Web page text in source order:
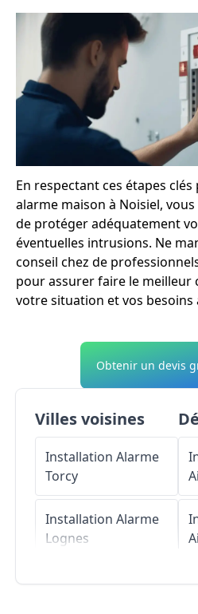
En respectant ces étapes
alarme maison à Noisiel,
de protéger adéquatement
éventuelles intrusions. Ne
conseil chez de
pour assurer faire le meilleur
votre situation et vos besoins
Obtenir un devis
Villes voisines
Installation Alarme
Torcy
Installation Alarme
Lognes
Installation Alarme